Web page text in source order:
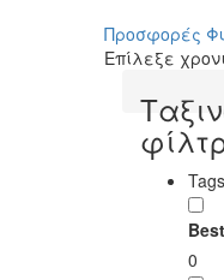
Προσφορές
Επίλεξε
Tags
0